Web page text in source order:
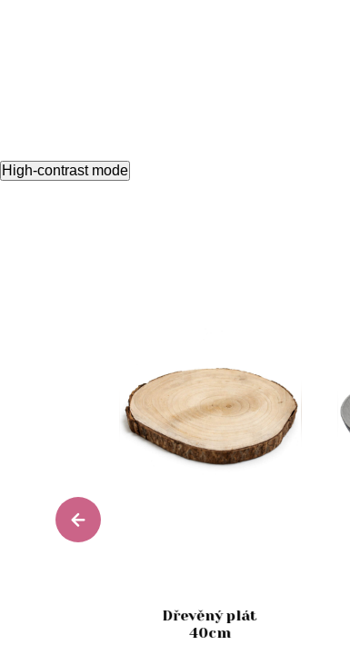
High-contrast mode
Dřevěný plát
40cm